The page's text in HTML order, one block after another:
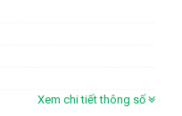
Xem chi tiết thông số